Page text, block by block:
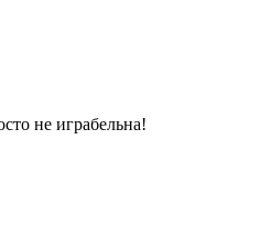
не играбельна!